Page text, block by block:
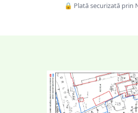
🔒 Plată securizată prin